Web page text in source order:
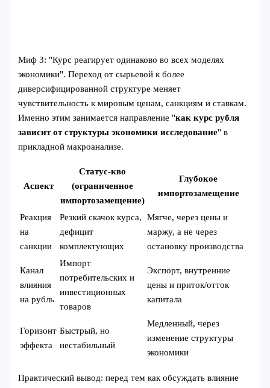
Миф 3: "Курс реагирует одинаково во всех моделях
экономики". Переход от сырьевой к более
диверсифицированной структуре меняет
чувствительность к мировым ценам, санкциям и ставкам.
Именно этим занимается направление "как курс рубля
зависит от структуры экономики исследование" в
прикладной макроанализе.
Аспект
Статус-кво
(ограниченное
импортозамещение)
Глубокое
импортозамещение
Реакция
на
санкции
Резкий скачок курса,
дефицит
комплектующих
Мягче, через цены и
маржу, а не через
остановку производства
Канал
влияния
на рубль
Импорт
потребительских и
инвестиционных
товаров
Экспорт, внутренние
цены и приток/отток
капитала
Горизонт
эффекта
Быстрый, но
нестабильный
Медленный, через
изменение структуры
экономики
Практический вывод: перед тем как обсуждать влияние